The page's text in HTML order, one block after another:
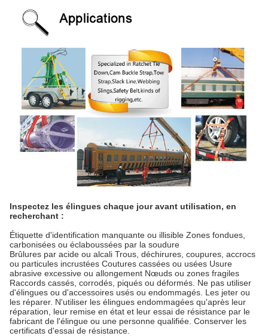
Inspectez les élingues chaque jour avant utilisation, en
recherchant :
Étiquette d'identification manquante ou illisible Zones fondues,
carbonisées ou éclaboussées par la soudure
Brûlures par acide ou alcali Trous, déchirures, coupures, accrocs
ou particules incrustées Coutures cassées ou usées Usure
abrasive excessive ou allongement Nœuds ou zones fragiles
Raccords cassés, corrodés, piqués ou déformés. Ne pas utiliser
d'élingues ou d'accessoires usés ou endommagés. Les jeter ou
les réparer. N'utiliser les élingues endommagées qu'après leur
réparation, leur remise en état et leur essai de résistance par le
fabricant de l'élingue ou une personne qualifiée. Conserver les
certificats d'essai de résistance.